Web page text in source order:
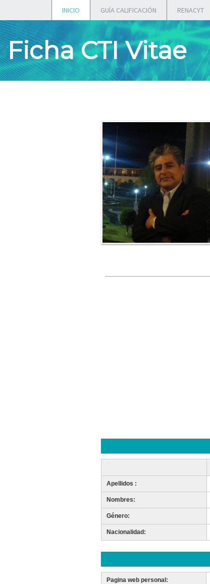
INICIO GUÍA CALIFICACIÓN RENACYT
Ficha CTI Vitae
Apellidos :
Nombres:
Género:
Nacionalidad:
Pagina web personal: